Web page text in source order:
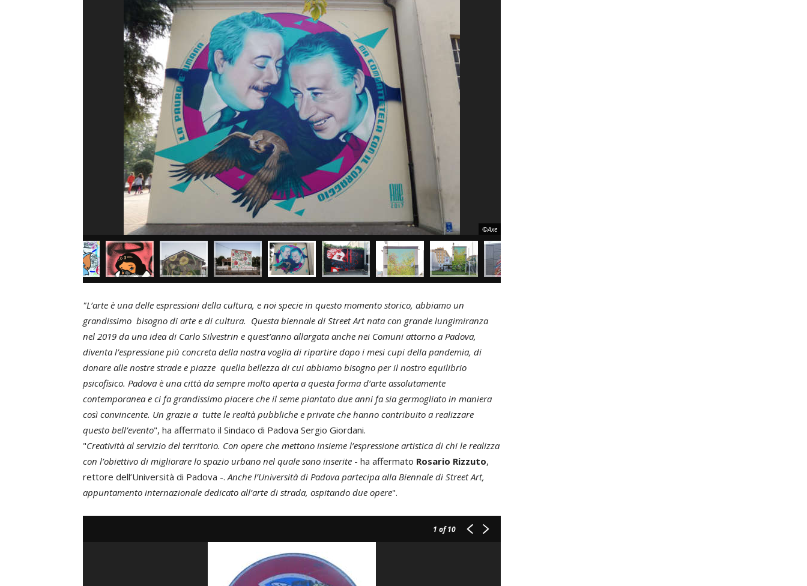
©Axe
"L’arte è una delle espressioni della cultura, e noi specie in questo momento storico, abbiamo un
grandissimo bisogno di arte e di cultura. Questa biennale di Street Art nata con grande lungimiranza
nel 2019 da una idea di Carlo Silvestrin e quest’anno allargata anche nei Comuni attorno a Padova,
diventa l’espressione più concreta della nostra voglia di ripartire dopo i mesi cupi della pandemia, di
donare alle nostre strade e piazze quella bellezza di cui abbiamo bisogno per il nostro equilibrio
psicofisico. Padova è una città da sempre molto aperta a questa forma d’arte assolutamente
contemporanea e ci fa grandissimo piacere che il seme piantato due anni fa sia germogliato in maniera
così convincente. Un grazie a tutte le realtà pubbliche e private che hanno contribuito a realizzare
questo bell’evento", ha affermato il Sindaco di Padova Sergio Giordani.
"Creatività al servizio del territorio. Con opere che mettono insieme l’espressione artistica di chi le realizza
con l’obiettivo di migliorare lo spazio urbano nel quale sono inserite - ha affermato Rosario Rizzuto,
rettore dell’Università di Padova -.Anche l’Università di Padova partecipa alla Biennale di Street Art,
appuntamento internazionale dedicato all’arte di strada, ospitando due opere".
1 of 10